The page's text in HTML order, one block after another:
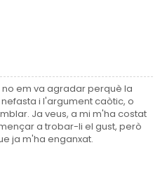
no em va agradar perquè la
i l'argument caòtic, o
Ja veus, a mi m'ha costat
a trobar-li el gust, però
ja m'ha enganxat.